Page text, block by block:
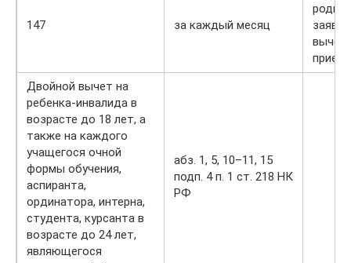
147 за каждый месяц
Двойной вычет на
ребенка-инвалида в
возрасте до 18 лет, а
также на каждого
учащегося очной
формы обучения,
аспиранта,
ординатора, интерна,
студента, курсанта в
возрасте до 24 лет,
являющегося
абз. 1, 5, 10–11, 15
подп. 4 п. 1 ст. 218 НК
РФ